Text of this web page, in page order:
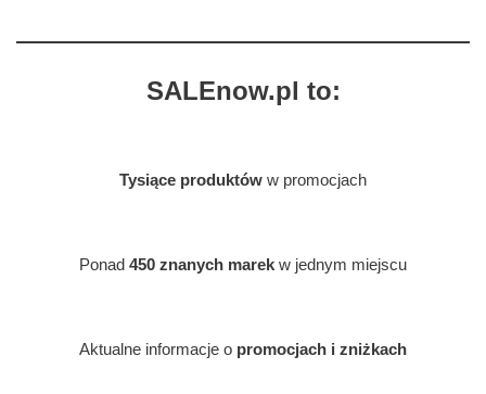
SALEnow.pl to:
Tysiące produktów w promocjach
Ponad 450 znanych marek w jednym miejscu
Aktualne informacje o promocjach i zniżkach